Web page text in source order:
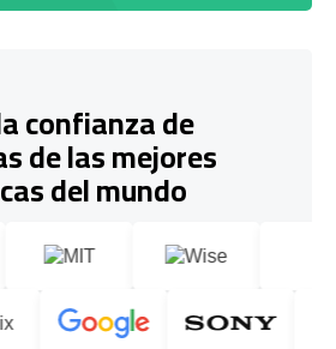
confianza de
de las mejores
del mundo